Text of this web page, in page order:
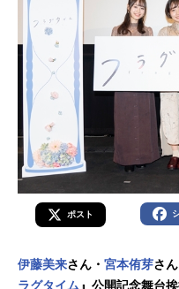
ポスト
伊藤美来さん・ 宮本侑芽さん
ラグタイム 』公開記念舞台